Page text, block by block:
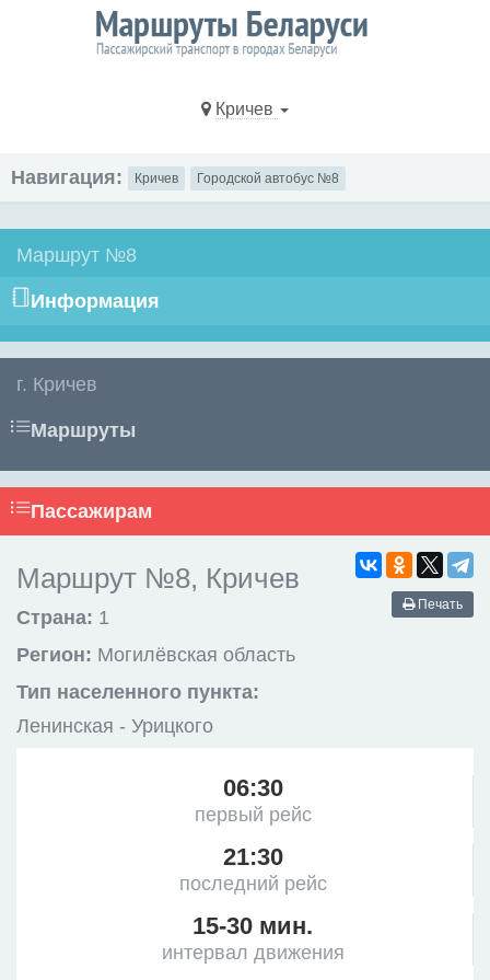
Кричев
Навигация: Кричев Городской автобус №8
Маршрут №8
Информация
г. Кричев
Маршруты
Пассажирам
Печать
Маршрут №8, Кричев
Страна: 1
Регион: Могилёвская область
Тип населенного пункта:
Ленинская - Урицкого
06:30
первый рейс
21:30
последний рейс
15-30 мин.
интервал движения